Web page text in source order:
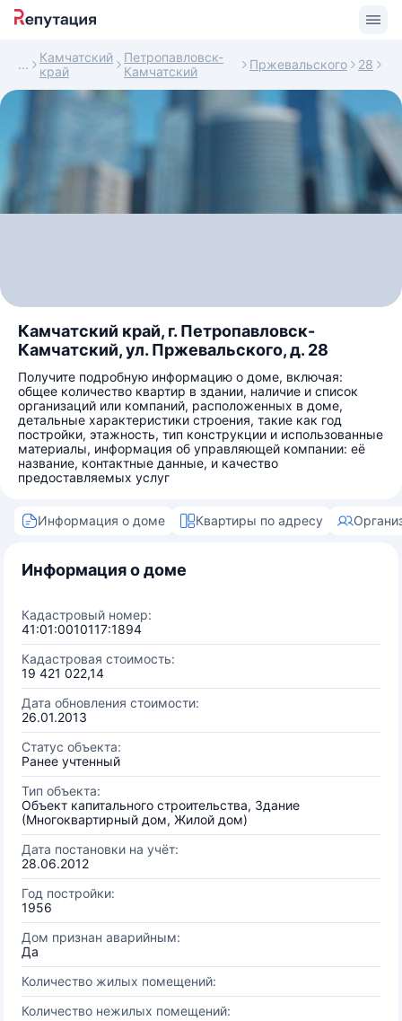
Камчатский
край
Петропавловск-
Камчатский
Пржевальского 28
Камчатский край, г. Петропавловск-
Камчатский, ул. Пржевальского, д. 28
Получите подробную информацию о доме, включая:
общее количество квартир в здании, наличие и список
организаций или компаний, расположенных в доме,
детальные характеристики строения, такие как год
постройки, этажность, тип конструкции и использованные
материалы, информация об управляющей компании: её
название, контактные данные, и качество
предоставляемых услуг
Информация о доме Квартиры по адресу
Информация о доме
Кадастровый номер:
41:01:0010117:1894
Кадастровая стоимость:
19 421 022,14
Дата обновления стоимости:
26.01.2013
Статус объекта:
Ранее учтенный
Тип объекта:
Объект капитального строительства, Здание
(Многоквартирный дом, Жилой дом)
Дата постановки на учёт:
28.06.2012
Год постройки:
1956
Дом признан аварийным:
Да
Количество жилых помещений:
Количество нежилых помещений: